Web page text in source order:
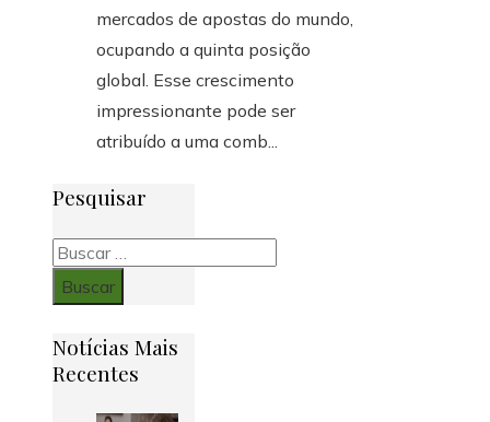
mercados de apostas do mundo,
ocupando a quinta posição
global. Esse crescimento
impressionante pode ser
atribuído a uma comb...
Pesquisar
Buscar:
Notícias Mais
Recentes